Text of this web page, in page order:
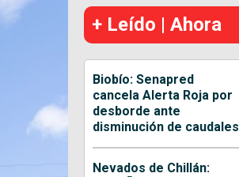
+ Leído | Ahora
Biobío: Senapred
cancela Alerta Roja por
desborde ante
disminución de caudales
Nevados de Chillán: